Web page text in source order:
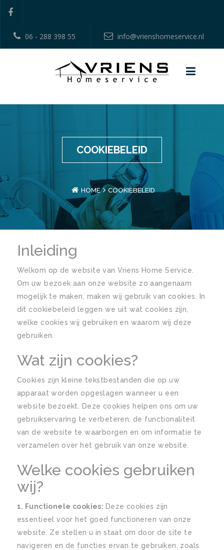
06 - 288 398 55 info@vrienshomeservice.nl
COOKIEBELEID
HOME COOKIEBELEID
Inleiding
Welkom op de website van Vriens Home Service.
Om uw bezoek aan onze website zo aangenaam
mogelijk te maken, maken wij gebruik van cookies. In
dit cookiebeleid leggen we uit wat cookies zijn,
welke cookies wij gebruiken en waarom wij deze
gebruiken.
Wat zijn cookies?
Cookies zijn kleine tekstbestanden die op uw
apparaat worden opgeslagen wanneer u een
website bezoekt. Deze cookies helpen ons om uw
gebruikservaring te verbeteren, de functionaliteit
van de website te waarborgen en om informatie te
verzamelen over het gebruik van onze website.
Welke cookies gebruiken
wij?
1. Functionele cookies: Deze cookies zijn
essentieel voor het goed functioneren van onze
website. Ze stellen u in staat om door de site te
navigeren en de functies ervan te gebruiken, zoals